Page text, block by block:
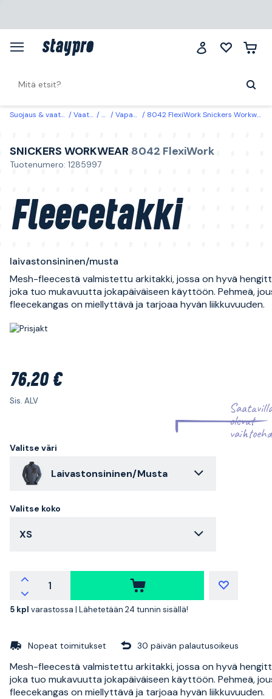
Suojaus & vaatteet Vaatteet TakitVapaa-ajan takit 8042 FlexiWork Snickers Workwear Fleecetakki laivastonsininen/musta Laivastonsininen/Musta
SNICKERS WORKWEAR 8042 FlexiWork
Tuotenumero: 1285997
Fleecetakki
laivastonsininen/musta
Mesh-fleecestä valmistettu arkitakki, jossa on hyvä
joka tuo mukavuutta jokapäiväiseen käyttöön. Pehmeä,
fleecekangas on miellyttävä ja tarjoaa hyvän liikkuvuuden.
76,20 €
Sis. ALV
olevat
Valitse väri
Laivastonsininen/Musta
Valitse koko
XS
5 kpl varastossa | Lähetetään 24 tunnin sisällä!
Nopeat toimitukset 30 päivän palautusoikeus
Mesh-fleecestä valmistettu arkitakki, jossa on hyvä
joka tuo mukavuutta jokapäiväiseen käyttöön. Pehmeä,
fleecekangas on miellyttävä ja tarjoaa hyvän liikkuvuuden.